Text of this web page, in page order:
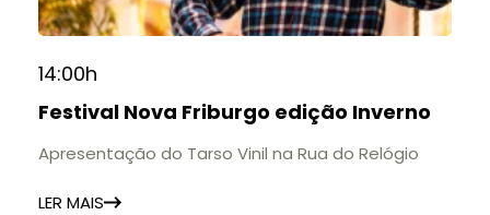
14:00h
Festival Nova Friburgo edição Inverno
Apresentação do Tarso Vinil na Rua do Relógio
LER MAIS